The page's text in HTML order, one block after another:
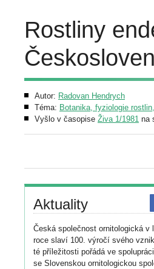
Rostliny
Autor: Radovan Hendrych
Téma: Botanika, fyziologie
Vyšlo v časopise Živa 1/1981 na
Aktuality
Česká společnost ornitologická v
roce slaví 100. výročí svého
té příležitosti pořádá ve spolupráci
se Slovenskou ornitologickou